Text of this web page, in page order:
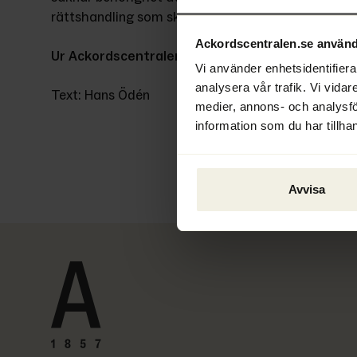
Ackordscentralen.se
Vi använder
analysera vår trafik. Vi
medier, annons- och
information som du har
Avvisa
rättshandling som skedde före konkursen.
Ur Ackordscentralen Nyheter nr 2 2023
Text: Hans Ödén